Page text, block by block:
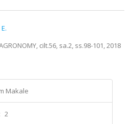
AGRONOMY, cilt.56, sa.2, ss.98-101, 2018
Makale
2